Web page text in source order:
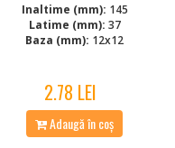
Inaltime (mm): 145
Latime (mm): 37
Baza (mm): 12x12
2.78 LEI
Adaugă în coș